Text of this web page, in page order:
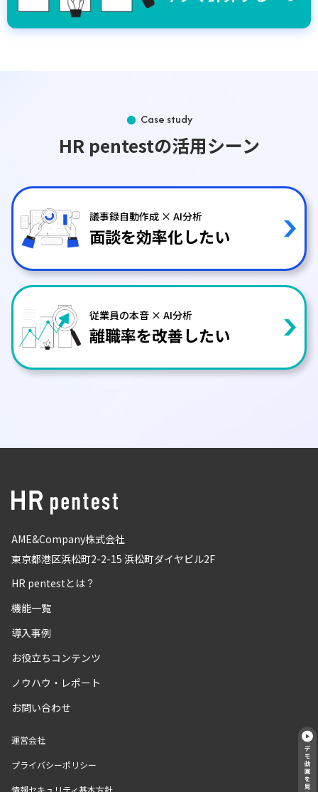
Case study
HR pentestの活用シーン
議事録自動作成 × AI分析
面談を効率化したい
従業員の本音 × AI分析
離職率を改善したい
AME&Company株式会社
東京都港区浜松町2-2-15 浜松町ダイヤビル2F
HR pentestとは？
機能一覧
導入事例
お役立ちコンテンツ
ノウハウ・レポート
お問い合わせ
運営会社
プライバシーポリシー